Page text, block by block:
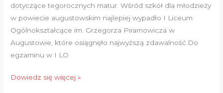
dotyczące tegorocznych matur. Wśród szkół dla młodzieży
w powiecie augustowskim najlepiej wypadło I Liceum
Ogólnokształcące im. Grzegorza Piramowicza w
Augustowie, które osiągnęło najwyższą zdawalność.Do
egzaminu w I LO
Dowiedz się więcej »